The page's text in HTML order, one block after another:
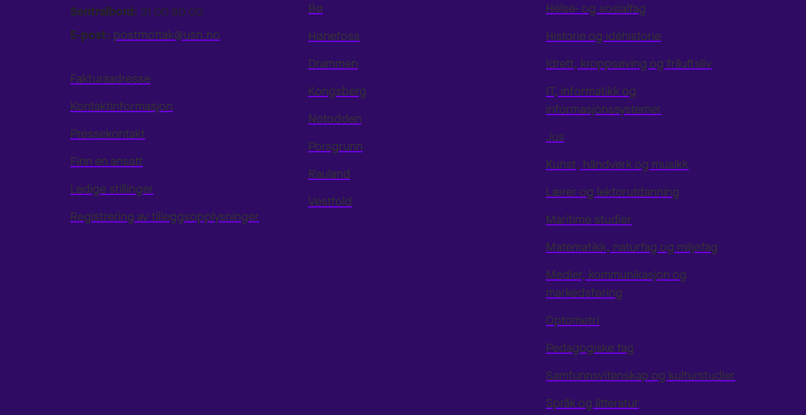
Sentralbord: 31 00 80 00
E-post: postmottak@usn.no
Fakturaadresse
Kontaktinformasjon
Pressekontakt
Finn en ansatt
Ledige stillinger
Registrering av tilleggsopplysninger
Bø
Hønefoss
Drammen
Kongsberg
Notodden
Porsgrunn
Rauland
Vestfold
Helse- og sosialfag
Historie og idéhistorie
Idrett, kroppsøving og friluftsliv
IT, informatikk og
informasjonssystemer
Jus
Kunst, håndverk og musikk
Lærer og lektorutdanning
Maritime studier
Matematikk, naturfag og miljøfag
Medier, kommunikasjon og
markedsføring
Optometri
Pedagogiske fag
Samfunnsvitenskap og kulturstudier
Språk og litteratur